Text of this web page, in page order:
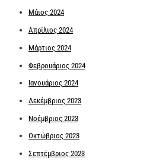
Μάιος 2024
Απρίλιος 2024
Μάρτιος 2024
Φεβρουάριος 2024
Ιανουάριος 2024
Δεκέμβριος 2023
Νοέμβριος 2023
Οκτώβριος 2023
Σεπτέμβριος 2023